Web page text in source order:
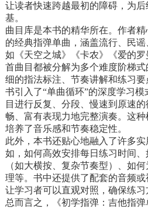
让读者快速跨越最初的障碍，为
基。
曲目库是本书的精华所在。作者
的经典指弹单曲，涵盖流行、民谣
如《天空之城》《卡农》《爱的
首曲目都被分解为多个难度阶梯
细的指法标注、节奏讲解和练习
书引入了“单曲循环”的深度学习
目进行反复、分段、慢速到原速
畅、富有表现力地完整演奏。这
培养了音乐感和节奏稳定性。
此外，本书还贴心地融入了许多
如，如何高效安排每日练习时间
（如大横按、复杂节奏型）、如
理等。书中还提供了配套的音频或
让学习者可以直观对照，确保练习
总而言之，《初学指弹：吉他指